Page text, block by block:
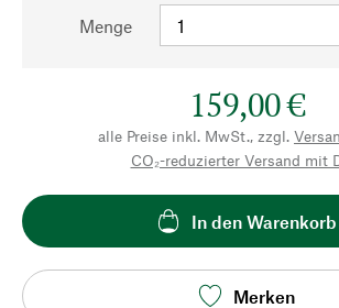
Menge
159,00 €
alle Preise inkl. MwSt., zzgl.
CO₂-reduzierter Versand mit
In den Warenkorb
Merken